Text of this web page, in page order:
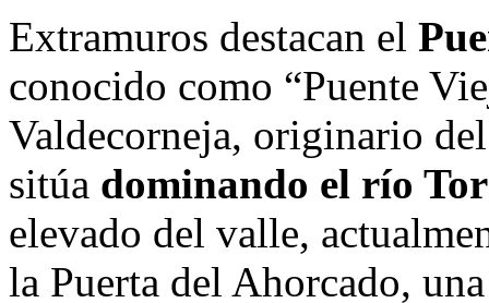
Extramuros destacan el
conocido como “Puente
Valdecorneja, originario
sitúa dominando el río
elevado del valle,
la Puerta del Ahorcado,